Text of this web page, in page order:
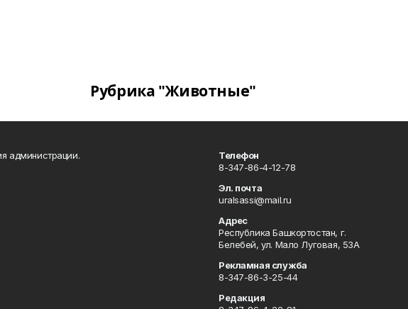
Рубрика "Животные"
администрации.
Телефон
8-347-86-4-12-78
Эл. почта
uralsassi@mail.ru
Адрес
Республика Башкортостан, г.
Белебей, ул. Мало Луговая, 53А
Рекламная служба
8-347-86-3-25-44
Редакция